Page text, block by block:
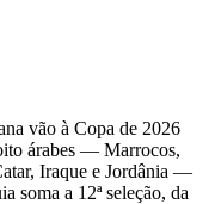
vão à Copa de 2026
árabes — Marrocos,
Iraque e Jordânia —
soma a 12ª seleção, da